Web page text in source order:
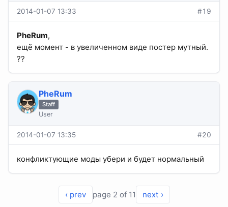
2014-01-07 13:33 #19
PheRum,
ещё момент - в увеличенном виде постер мутный.
??
PheRum
Staff
User
2014-01-07 13:35 #20
конфликтующие моды убери и будет нормальный
‹ prev page 2 of 11 next ›